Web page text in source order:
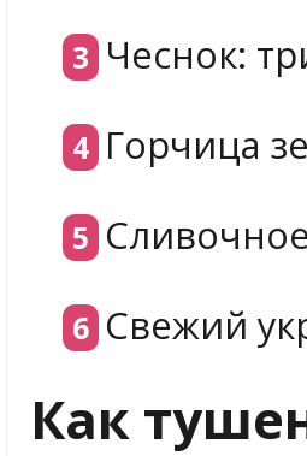
Чеснок:
Горчица
Свежий
Как